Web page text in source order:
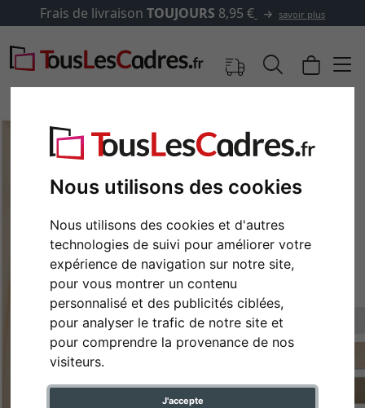
Nous utilisons des cookies
Nous utilisons des cookies et d'autres
technologies de suivi pour améliorer votre
expérience de navigation sur notre site,
pour vous montrer un contenu
personnalisé et des publicités ciblées,
pour analyser le trafic de notre site et
pour comprendre la provenance de nos
visiteurs.
J'accepte
Frais de livraison TOUJOURS 8,95 € savoir plus
Retour